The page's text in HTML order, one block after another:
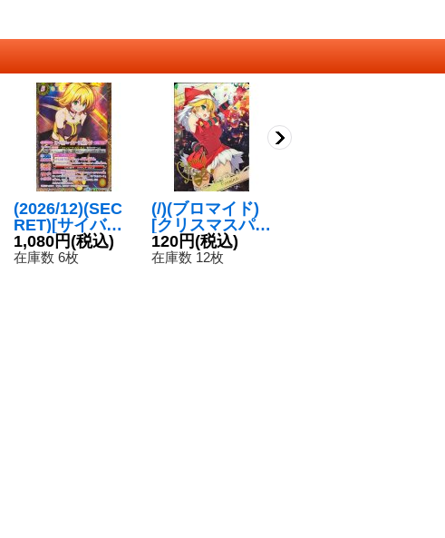
(2026/12)(SEC
RET)[サイバー
フューチャー]フ
ォンニーナ【C
1,080円(税込)
在庫数 6枚
(/)(ブロマイド)
[クリスマスパー
ティ]フォンニー
ナ【-】{D04-0
120円(税込)
在庫数 12枚